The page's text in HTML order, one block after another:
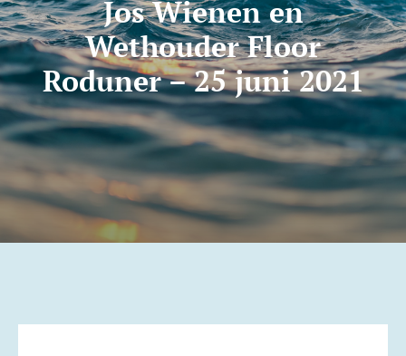
Contact
Jos Wienen en
Wethouder Floor
Roduner – 25 juni 2021